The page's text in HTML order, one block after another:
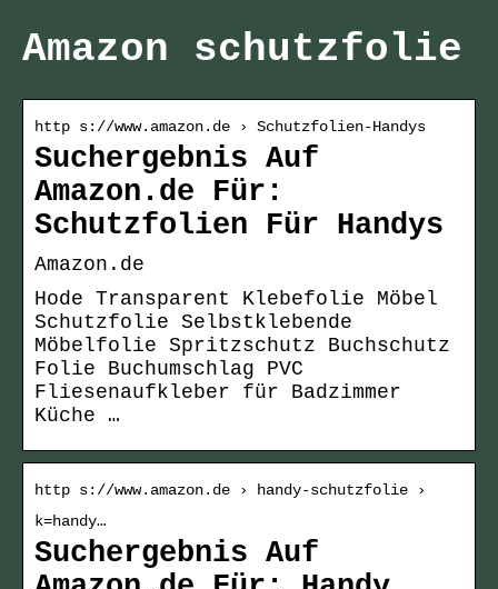
Amazon schutzfolie
http s://www.amazon.de › Schutzfolien-Handys
Suchergebnis Auf
Amazon.de Für:
Schutzfolien Für Handys
Amazon.de
Hode Transparent Klebefolie Möbel
Schutzfolie Selbstklebende
Möbelfolie Spritzschutz Buchschutz
Folie Buchumschlag PVC
Fliesenaufkleber für Badzimmer
Küche …
http s://www.amazon.de › handy-schutzfolie ›
k=handy…
Suchergebnis Auf